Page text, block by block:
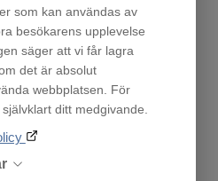
som kan användas av
besökarens upplevelse
säger att vi får lagra
det är absolut
webbplatsen. För
ditt medgivande.
DC-31 Smart - Superpaket
3 295 :-